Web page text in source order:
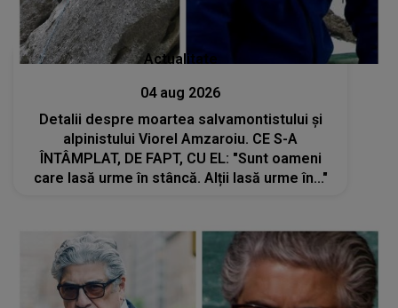
Actualitate
04 aug 2026
Detalii despre moartea salvamontistului şi
alpinistului Viorel Amzaroiu. CE S-A
ÎNTÂMPLAT, DE FAPT, CU EL: "Sunt oameni
care lasă urme în stâncă. Alții lasă urme în..."